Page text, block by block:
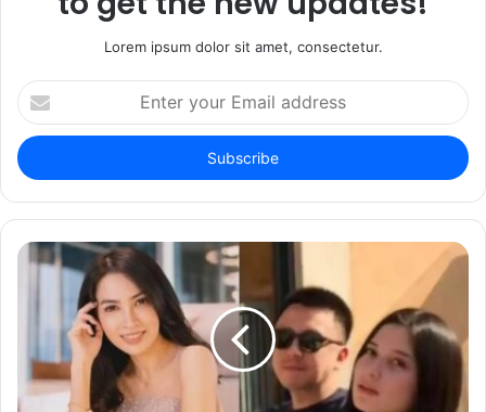
Lorem ipsum dolor sit amet, consectetur.
Enter
your
Email
address